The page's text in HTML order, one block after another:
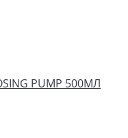
PUMP 500МЛ